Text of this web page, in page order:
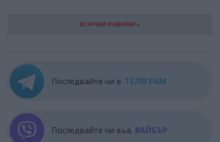
ВСИЧКИ НОВИНИ »
Последвайте ни в ТЕЛЕГРАМ
Последвайте ни във ВАЙБЪР